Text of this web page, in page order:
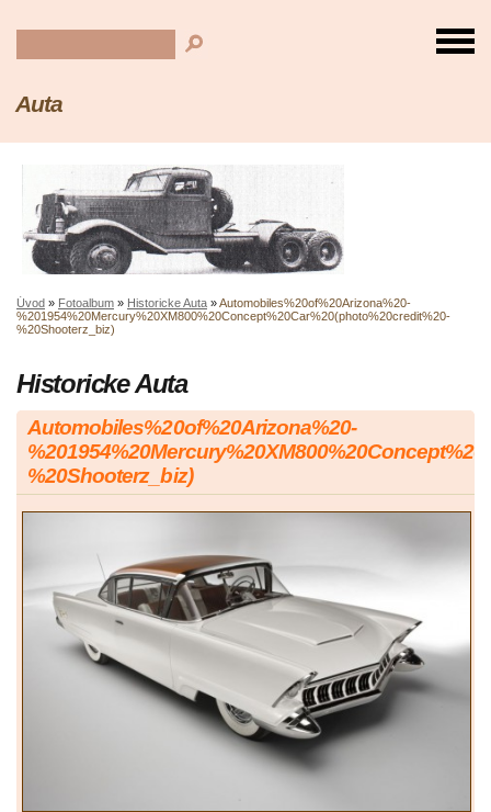
Auta
Úvod » Fotoalbum » Historicke Auta »Automobiles%20of%20Arizona%20-
%201954%20Mercury%20XM800%20Concept%20Car%20(photo%20credit%20-
%20Shooterz_biz)
Historicke Auta
Automobiles%20of%20Arizona%20-
%20Shooterz_biz)